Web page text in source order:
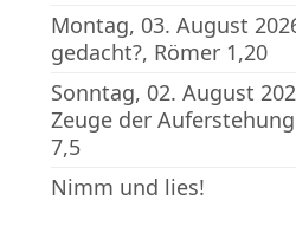
Montag, 03. August
gedacht?, Römer 1,20
Sonntag, 02. August
Zeuge der Auferstehung
7,5
Nimm und lies!